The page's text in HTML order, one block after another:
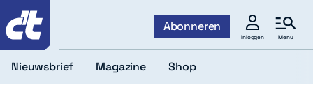
Abonneren
Inloggen Menu
Nieuwsbrief Magazine Shop